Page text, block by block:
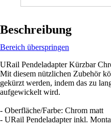
Beschreibung
Bereich überspringen
URail Pendeladapter Kürzbar
Mit diesem nützlichen Zubehör
gekürzt werden, indem das zu
aufgewickelt wird.
- Oberfläche/Farbe: Chrom matt
- URail Pendeladapter inkl.